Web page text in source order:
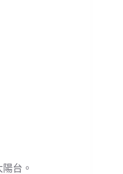
台。